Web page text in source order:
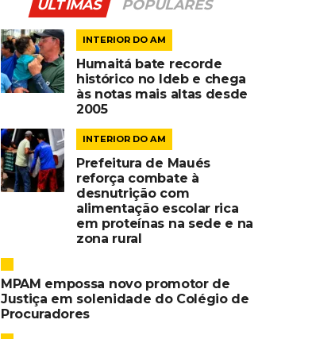
ÚLTIMAS POPULARES
INTERIOR DO AM
Humaitá bate recorde
histórico no Ideb e chega
às notas mais altas desde
2005
INTERIOR DO AM
Prefeitura de Maués
reforça combate à
desnutrição com
alimentação escolar rica
em proteínas na sede e na
zona rural
MPAM empossa novo promotor de
Justiça em solenidade do Colégio de
Procuradores